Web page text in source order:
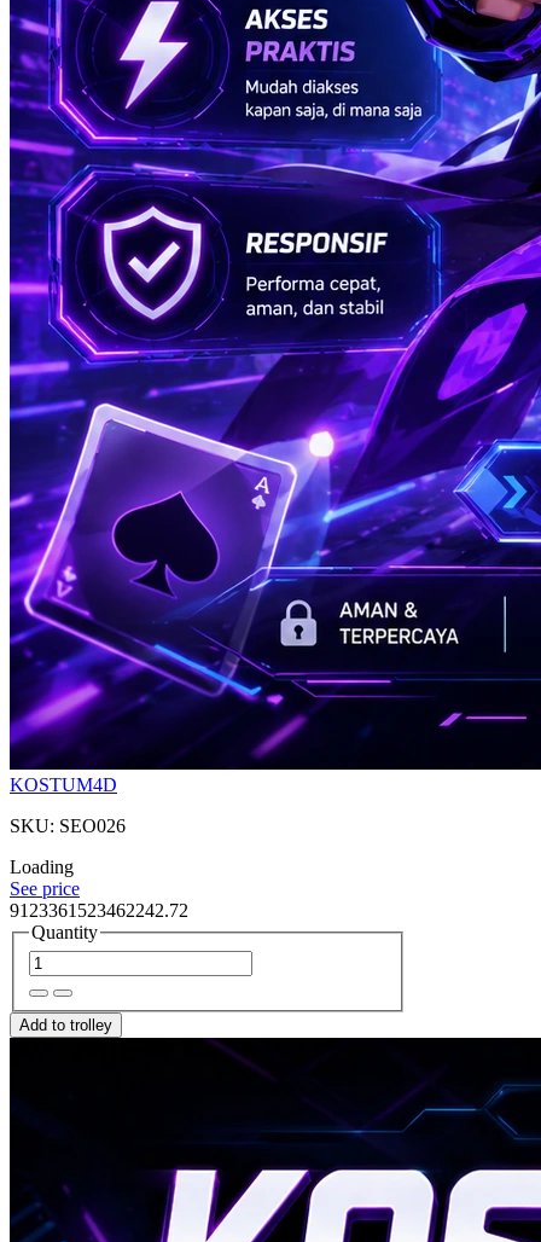
KOSTUM4D
SKU: SEO026
Loading
See price
9123361523462242.72
Quantity
Add to trolley